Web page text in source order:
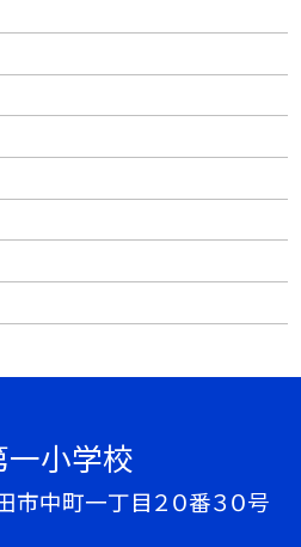
小学校
市中町一丁目２０番３０号